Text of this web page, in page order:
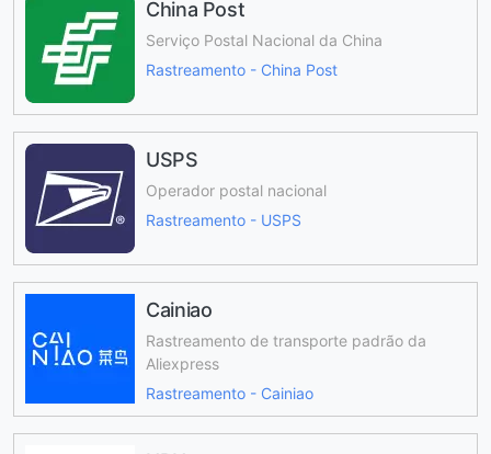
China Post
Serviço Postal Nacional da China
Rastreamento - China Post
USPS
Operador postal nacional
Rastreamento - USPS
Cainiao
Rastreamento de transporte padrão da
Aliexpress
Rastreamento - Cainiao